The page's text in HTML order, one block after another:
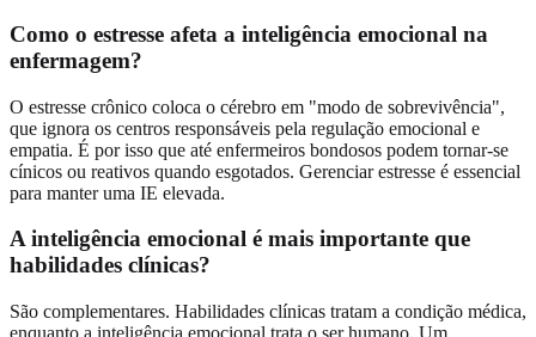
Como o estresse afeta a inteligência emocional na
enfermagem?
O estresse crônico coloca o cérebro em "modo de sobrevivência",
que ignora os centros responsáveis pela regulação emocional e
empatia. É por isso que até enfermeiros bondosos podem tornar-se
cínicos ou reativos quando esgotados. Gerenciar estresse é essencial
para manter uma IE elevada.
A inteligência emocional é mais importante que
habilidades clínicas?
São complementares. Habilidades clínicas tratam a condição médica,
enquanto a inteligência emocional trata o ser humano. Um